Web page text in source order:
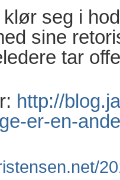
seg i
sine
tar
http://
er-en-